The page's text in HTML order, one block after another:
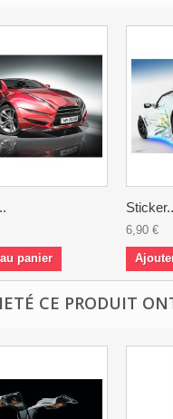
panier
6,90 €
CE PRODUIT